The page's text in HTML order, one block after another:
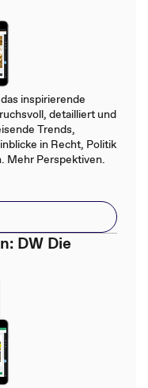
inspirierende
detailliert und
Trends,
in Recht, Politik
Mehr Perspektiven.
DW Die